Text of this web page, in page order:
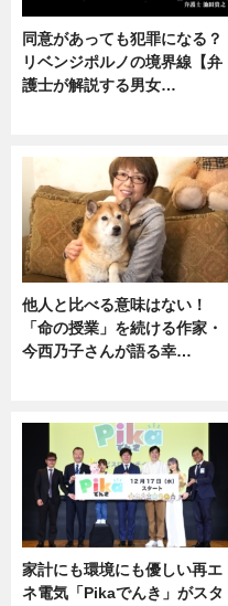
同意があっても犯罪になる？
リベンジポルノの境界線【弁
護士が解説する男女…
他人と比べる意味はない！
「命の授業」を続ける作家・
今西乃子さんが語る幸…
家計にも環境にも優しい再エ
ネ電気「Pikaでんき」がスタ